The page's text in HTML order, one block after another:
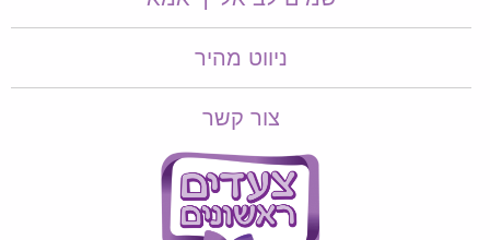
ניווט מהיר
צור קשר